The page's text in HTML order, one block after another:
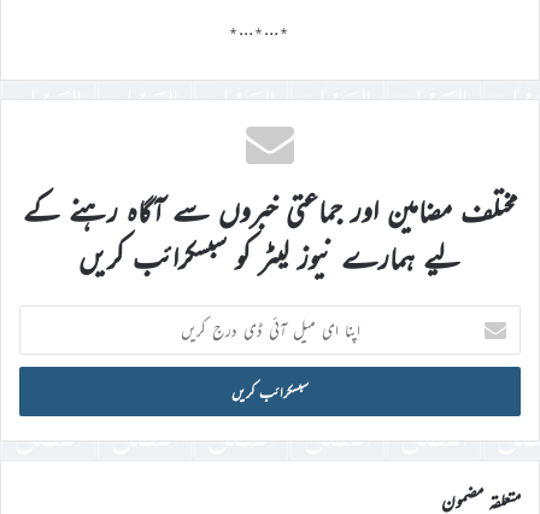
٭…٭…٭
مختلف مضامین اور جماعتی خبروں سے آگاہ رہنے کے
لیے ہمارے نیوز لیٹر کو سبسکرائب کریں
اپنا
ای
میل
ڈی
درج
کریں
متعلقہ مضمون